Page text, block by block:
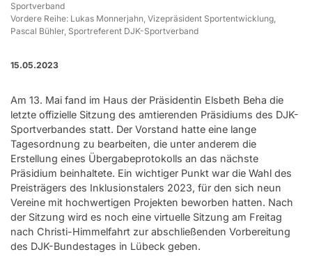
Sportverband
Vordere Reihe: Lukas Monnerjahn, Vizepräsident Sportentwicklung,
Pascal Bühler, Sportreferent DJK-Sportverband
15.05.2023
Am 13. Mai fand im Haus der Präsidentin Elsbeth Beha die
letzte offizielle Sitzung des amtierenden Präsidiums des DJK-
Sportverbandes statt. Der Vorstand hatte eine lange
Tagesordnung zu bearbeiten, die unter anderem die
Erstellung eines Übergabeprotokolls an das nächste
Präsidium beinhaltete. Ein wichtiger Punkt war die Wahl des
Preisträgers des Inklusionstalers 2023, für den sich neun
Vereine mit hochwertigen Projekten beworben hatten. Nach
der Sitzung wird es noch eine virtuelle Sitzung am Freitag
nach Christi-Himmelfahrt zur abschließenden Vorbereitung
des DJK-Bundestages in Lübeck geben.